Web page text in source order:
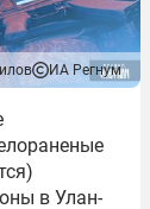
ИА Регнум
в Улан-